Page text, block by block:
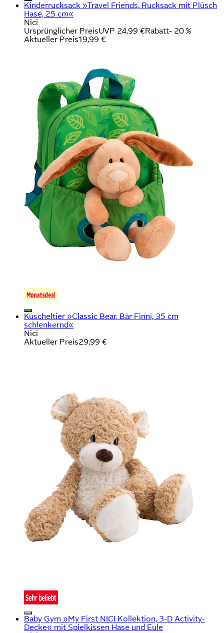
Kinderrucksack »Travel Friends, Rucksack mit Plüsch
Hase, 25 cm«
Nici
Ursprünglicher PreisUVP 24,99 €Rabatt- 20 %
Aktueller Preis19,99 €
Kuscheltier »Classic Bear, Bär Finni, 35 cm
schlenkernd«
Nici
Aktueller Preis29,99 €
Baby Gym »My First NICI Kollektion, 3-D Activity-
Decke« mit Spielkissen Hase und Eule